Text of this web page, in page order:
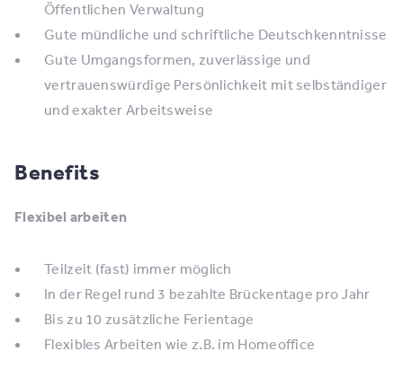
Öffentlichen Verwaltung
Gute mündliche und schriftliche Deutschkenntnisse
Gute Umgangsformen, zuverlässige und
vertrauenswürdige Persönlichkeit mit selbständiger
und exakter Arbeitsweise
Benefits
Flexibel arbeiten
Teilzeit (fast) immer möglich
In der Regel rund 3 bezahlte Brückentage pro Jahr
Bis zu 10 zusätzliche Ferientage
Flexibles Arbeiten wie z.B. im Homeoffice